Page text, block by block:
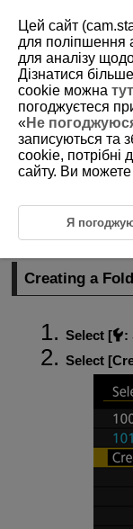
D292-165
Folder
Creating a Folder
You can freely create
are to be saved.
Creating a
Select [ :
Select [
Цей сайт
для поліпшення
для аналізу
Дізнатися
cookie можна тут
погоджуєтеся
«Не
записуються та
cookie, потрібні
сайту. Ви
Я